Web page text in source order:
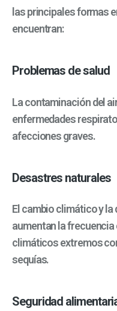
las principales formas
encuentran:
Problemas de salud
La contaminación del
enfermedades
afecciones graves.
Desastres naturales
El cambio climático y
aumentan la
climáticos extremos
sequías.
Seguridad